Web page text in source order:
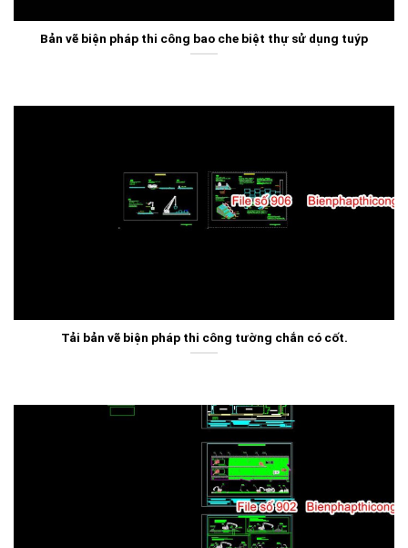
Bản vẽ biện pháp thi công bao che biệt thự sử dụng tuýp
Tải bản vẽ biện pháp thi công tường chắn có cốt.